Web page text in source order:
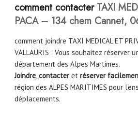
comment contacterTAXI
PACA – 134 chem Cannet,
comment joindre TAXI MEDICAL ET
VALLAURIS : Vous souhaitez réserver
département des Alpes Martimes.
Joindre,contacteret réserver
région des ALPES MARITIMES pour
déplacements.